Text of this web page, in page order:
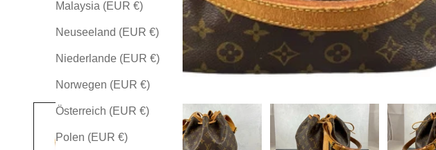
Malaysia (EUR €)
Neuseeland (EUR €)
Niederlande (EUR €)
Norwegen (EUR €)
Österreich (EUR €)
Polen (EUR €)